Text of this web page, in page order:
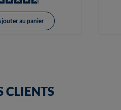
au panier
CLIENTS